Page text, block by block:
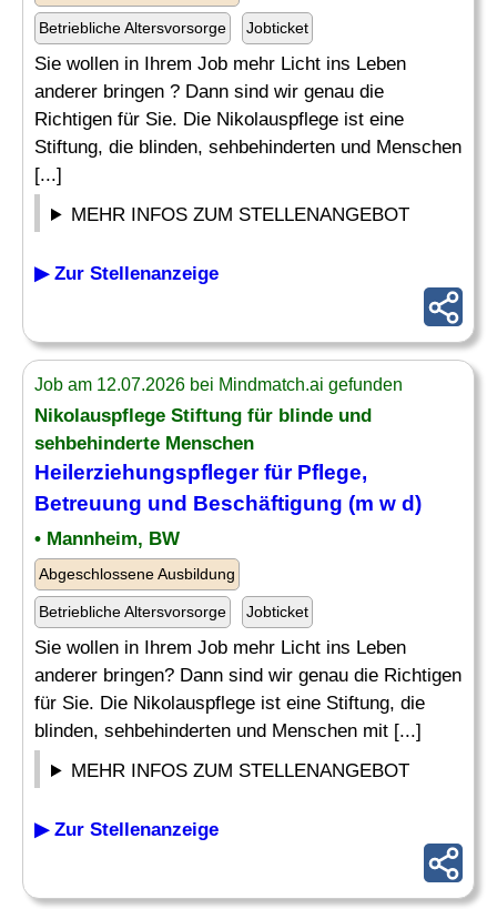
Betriebliche Altersvorsorge Jobticket
Sie wollen in Ihrem Job mehr Licht ins Leben
anderer bringen ? Dann sind wir genau die
Richtigen für Sie. Die Nikolauspflege ist eine
Stiftung, die blinden, sehbehinderten und Menschen
[...]
MEHR INFOS ZUM STELLENANGEBOT
▶ Zur Stellenanzeige
Job am 12.07.2026 bei Mindmatch.ai gefunden
Nikolauspflege Stiftung für blinde und
sehbehinderte Menschen
Heilerziehungspfleger für Pflege,
Betreuung und Beschäftigung (m w d)
• Mannheim, BW
Abgeschlossene Ausbildung
Betriebliche Altersvorsorge Jobticket
Sie wollen in Ihrem Job mehr Licht ins Leben
anderer bringen? Dann sind wir genau die Richtigen
für Sie. Die Nikolauspflege ist eine Stiftung, die
blinden, sehbehinderten und Menschen mit [...]
MEHR INFOS ZUM STELLENANGEBOT
▶ Zur Stellenanzeige